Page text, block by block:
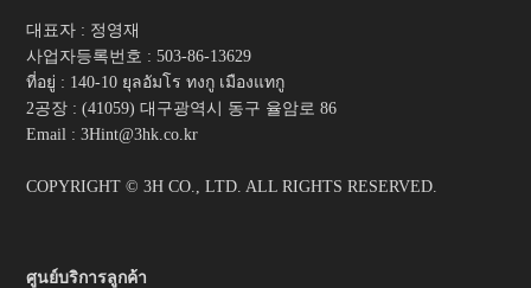
대표자 : 정영재
사업자등록번호 :503-86-13629
ที่อยู่ : 140-10 ยุลอัมโร ทงกู เมืองแทกู
2공장 : (41059) 대구광역시 동구 율암로 86
Email : 3Hint@3hk.co.kr
COPYRIGHT © 3H CO., LTD. ALL RIGHTS RESERVED.
ศูนย์บริการลูกค้า